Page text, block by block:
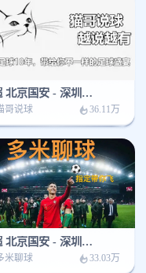
中超 北京国安 - 深圳新鹏城
哥说球 36.11万
中超 北京国安 - 深圳新鹏城
米聊球 33.03万